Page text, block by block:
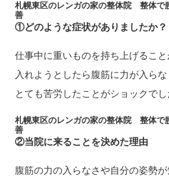
札幌東区のレンガの家の整体院 整体で
善
①どのような症状がありましたか？
仕事中に重いものを持ち上げるこ
入れようとしたら腹筋に力が入ら
とても苦労したことがショックでし
札幌東区のレンガの家の整体院 整体で
善
②当院に来ることを決めた理由
腹筋の力の入らなさや自分の姿勢